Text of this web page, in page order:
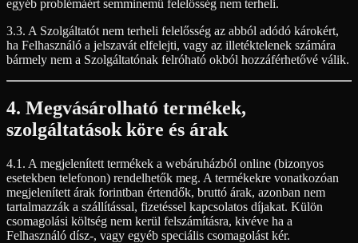
egyéb problémáért semminemű felelősség nem terheli.
3.3. A Szolgáltatót nem terheli felelősség az abból adódó károkért,
ha Felhasználó a jelszavát elfelejti, vagy az illetéktelenek számára
bármely nem a Szolgáltatónak felróható okból hozzáférhetővé válik.
4. Megvásárolható termékek,
szolgáltatások köre és árak
4.1. A megjelenített termékek a webáruházból online (bizonyos
esetekben telefonon) rendelhetők meg. A termékekre vonatkozóan
megjelenített árak forintban értendők, bruttó árak, azonban nem
tartalmazzák a szállítással, fizetéssel kapcsolatos díjakat. Külön
csomagolási költség nem kerül felszámításra, kivéve ha a
Felhasználó dísz-, vagy egyéb speciális csomagolást kér.